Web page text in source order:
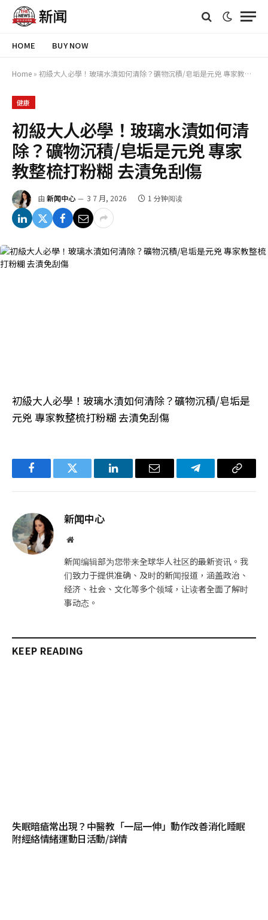
HOME BUY NOW
Home » 初級大人必學！玻璃水漬如何清除？礦物沉積/皂垢是元兇 專家教整梳打粉糊 去漬免刮傷
健康
初級大人必學！玻璃水漬如何清
除？礦物沉積/皂垢是元兇 專家
教整梳打粉糊 去漬免刮傷
由 新闻中心 3 7 月, 2026 1 分钟阅读
初級大人必學！玻璃水漬如何清除？礦物沉積/皂垢是
元兇 專家教整梳打粉糊 去漬免刮傷
FacebookTwitter LinkedIn电
Telegram复
新闻中心
网
新闻编辑部为您带来全球华人社区的最新资讯。我
们致力于提供准确、及时的新闻报道，涵盖政治、
经济、社会、文化等多个领域，让读者全面了解时
事动态。
KEEP READING
失眠暗瘡常出現？中醫教「一屈一伸」動作改善消化睡眠
附經絡情緒運動日活動/詳情